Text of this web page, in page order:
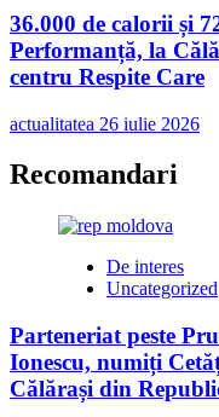
36.000 de calorii și
Performanță, la
centru Respite Care
actualitatea 26 iulie 2026
Recomandari
De interes
Uncategorized
Parteneriat peste
Ionescu, numiți
Călărași din